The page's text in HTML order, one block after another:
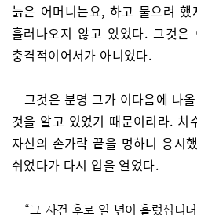
늙은 어머니는요, 하고 물으려
흘러나오지 않고 있었다. 그것은
충격적이어서가 아니었다.
그것은 분명 그가 이다음에 나
것을 알고 있었기 때문이리라. 치
자신의 손가락 끝을 멍하니 응시
쉬었다가 다시 입을 열었다.
“그 사건 후로 일 년이 흘렀십니